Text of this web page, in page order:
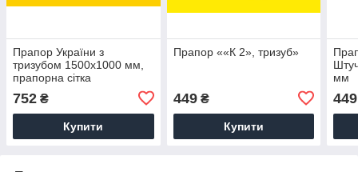
Прапор України з
тризубом 1500х1000 мм,
прапорна сітка
752 ₴
Купити
Прапор ««К 2», тризуб»
449₴
Купити
мм
449